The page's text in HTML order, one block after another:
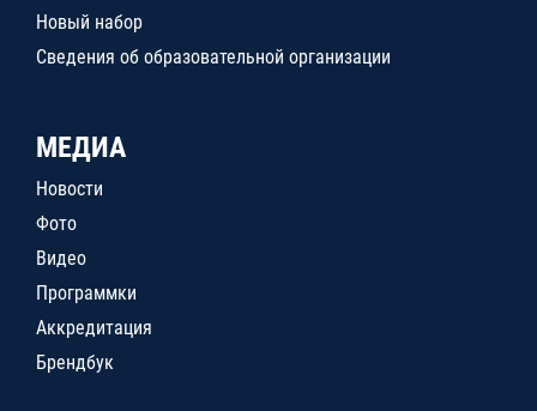
Новый набор
Сведения об образовательной организации
МЕДИА
Новости
Фото
Видео
Программки
Аккредитация
Брендбук